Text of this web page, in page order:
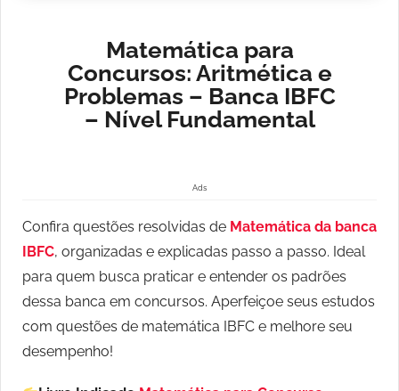
Matemática para
Concursos: Aritmética e
Problemas – Banca IBFC
– Nível Fundamental
Ads
Confira questões resolvidas de Matemática da banca
IBFC, organizadas e explicadas passo a passo. Ideal
para quem busca praticar e entender os padrões
dessa banca em concursos. Aperfeiçoe seus estudos
com questões de matemática IBFC e melhore seu
desempenho!